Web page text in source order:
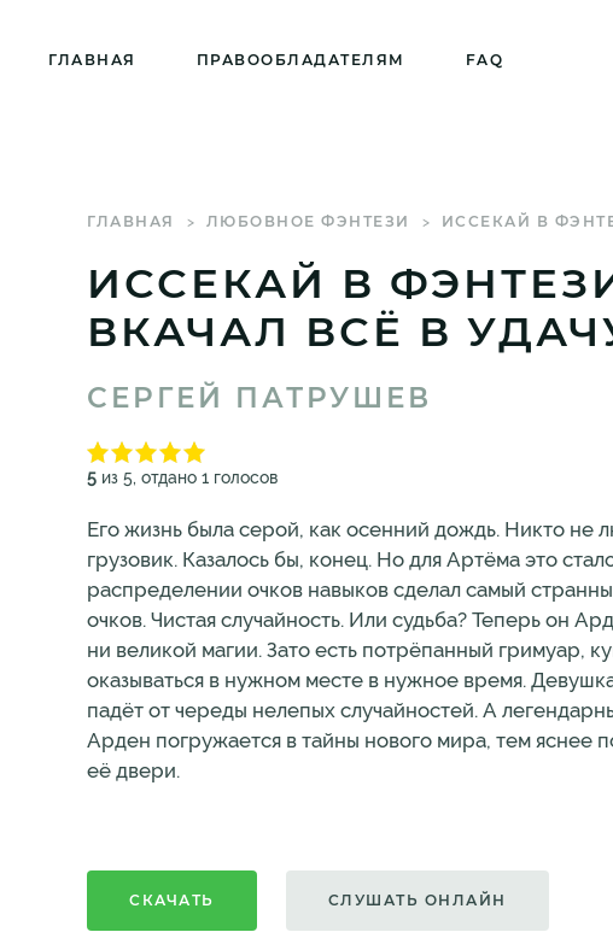
ГЛАВНАЯ ПРАВООБЛАДАТЕЛЯМ FAQ
ГЛАВНАЯ ЛЮБОВНОЕ ФЭНТЕЗИ ИССЕКАЙ В
ИССЕКАЙ В
ВКАЧАЛ ВСЁ В
СЕРГЕЙ ПАТРУШЕВ
5 из 5, отдано 1 голосов
Его жизнь была серой, как осенний дождь. Никто не
грузовик. Казалось бы, конец. Но для Артёма это
распределении очков навыков сделал самый
очков. Чистая случайность. Или судьба? Теперь он
ни великой магии. Зато есть потрёпанный гримуар,
оказываться в нужном месте в нужное время.
падёт от череды нелепых случайностей. А
Арден погружается в тайны нового мира, тем яснее
её двери.
СКАЧАТЬ СЛУШАТЬ ОНЛАЙН